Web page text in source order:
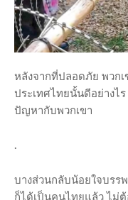
หลังจากที่ปลอดภัย พวก
ประเทศไทยนั้นดีอย่างไ
ปัญหากับพวกเขา
.
บางส่วนกลับน้อยใจบรร
ก็ได้เป็นคนไทยแล้ว ไม่